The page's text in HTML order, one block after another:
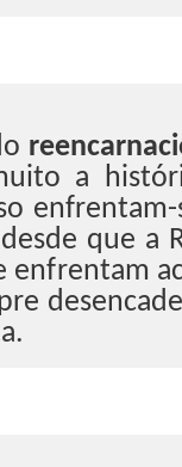
a
que a
enfrentam